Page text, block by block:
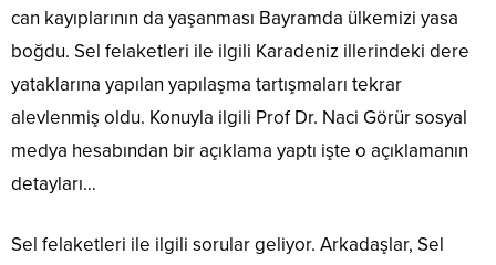
can kayıplarının da yaşanması Bayramda ülkemizi yasa
boğdu. Sel felaketleri ile ilgili Karadeniz illerindeki dere
yataklarına yapılan yapılaşma tartışmaları tekrar
alevlenmiş oldu. Konuyla ilgili Prof Dr. Naci Görür sosyal
medya hesabından bir açıklama yaptı işte o açıklamanın
detayları…
Sel felaketleri ile ilgili sorular geliyor. Arkadaşlar, Sel